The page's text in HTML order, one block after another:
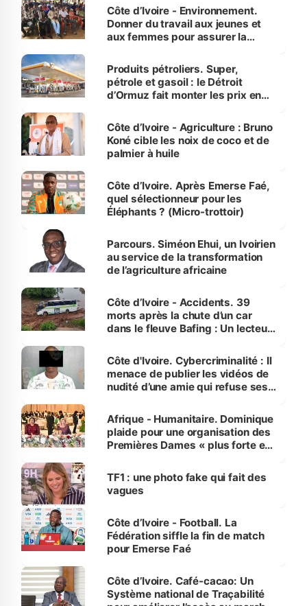
Côte d’Ivoire - Environnement.
Donner du travail aux jeunes et
aux femmes pour assurer la
menacées
Produits pétroliers. Super,
pétrole et gasoil : le Détroit
d’Ormuz fait monter les prix en
Côte d’Ivoire - Agriculture : Bruno
Koné cible les noix de coco et de
palmier à huile
Côte d’Ivoire. Après Emerse Faé,
quel sélectionneur pour les
Éléphants ? (Micro-trottoir)
Parcours. Siméon Ehui, un Ivoirien
au service de la transformation
de l’agriculture africaine
Côte d’Ivoire - Accidents. 39
morts après la chute d’un car
dans le fleuve Bafing : Un lecteur
des Transports
Côte d'Ivoire. Cybercriminalité : Il
menace de publier les vidéos de
nudité d’une amie qui refuse ses
Afrique - Humanitaire. Dominique
plaide pour une organisation des
Premières Dames « plus forte et
sur la scène internationale »
TF1 : une photo fake qui fait des
vagues
Côte d’Ivoire - Football. La
Fédération siffle la fin de match
pour Emerse Faé
Côte d’Ivoire. Café-cacao: Un
Système national de Traçabilité